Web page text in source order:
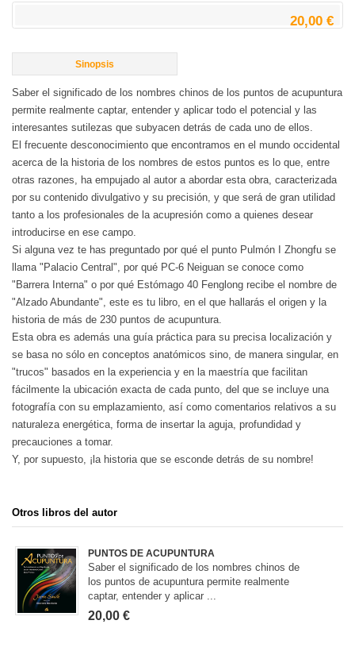
20,00 €
Sinopsis
Saber el significado de los nombres chinos de los puntos de acupuntura
permite realmente captar, entender y aplicar todo el potencial y las
interesantes sutilezas que subyacen detrás de cada uno de ellos.
El frecuente desconocimiento que encontramos en el mundo occidental
acerca de la historia de los nombres de estos puntos es lo que, entre
otras razones, ha empujado al autor a abordar esta obra, caracterizada
por su contenido divulgativo y su precisión, y que será de gran utilidad
tanto a los profesionales de la acupresión como a quienes desear
introducirse en ese campo.
Si alguna vez te has preguntado por qué el punto Pulmón I Zhongfu se
llama "Palacio Central", por qué PC-6 Neiguan se conoce como
"Barrera Interna" o por qué Estómago 40 Fenglong recibe el nombre de
"Alzado Abundante", este es tu libro, en el que hallarás el origen y la
historia de más de 230 puntos de acupuntura.
Esta obra es además una guía práctica para su precisa localización y
se basa no sólo en conceptos anatómicos sino, de manera singular, en
"trucos" basados en la experiencia y en la maestría que facilitan
fácilmente la ubicación exacta de cada punto, del que se incluye una
fotografía con su emplazamiento, así como comentarios relativos a su
naturaleza energética, forma de insertar la aguja, profundidad y
precauciones a tomar.
Y, por supuesto, ¡la historia que se esconde detrás de su nombre!
Otros libros del autor
PUNTOS DE ACUPUNTURA
Saber el significado de los nombres chinos de
los puntos de acupuntura permite realmente
captar, entender y aplicar ...
20,00 €